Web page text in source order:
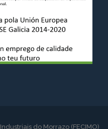
do Morrazo (FECIMO)